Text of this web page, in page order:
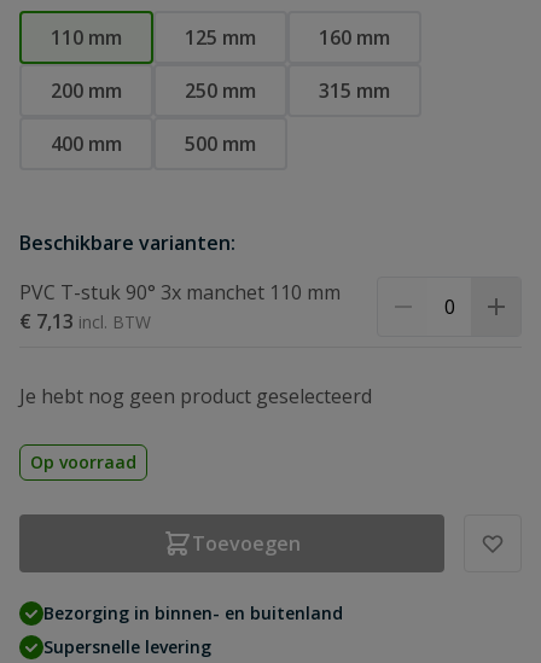
110 mm 125 mm
160 mm
200 mm
250 mm
315 mm
400 mm
500 mm
Beschikbare varianten:
PVC T-stuk 90° 3x manchet 110 mm
€ 7,13
Je hebt nog geen product geselecteerd
Op voorraad
Toevoegen
Bezorging in binnen- en buitenland
Supersnelle levering